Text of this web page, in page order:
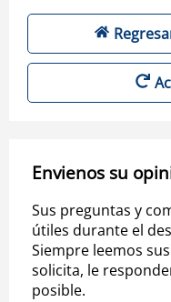
Envienos su
Sus preguntas y
útiles durante el
Siempre leemos
solicita, le
posible.